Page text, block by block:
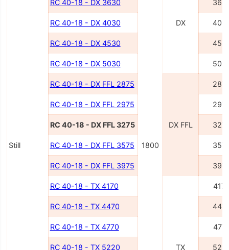
Still 1800
DX
RC 40-18 - DX 3630
RC 40-18 - DX 4030
RC 40-18 - DX 4530
RC 40-18 - DX 5030
RC 40-18 - DX FFL 2875
DX FFL
RC 40-18 - DX FFL 2975
RC 40-18 - DX FFL 3275
RC 40-18 - DX FFL 3575
RC 40-18 - DX FFL 3975
RC 40-18 - TX 4170
TX
RC 40-18 - TX 4470
RC 40-18 - TX 4770
RC 40-18 - TX 5220